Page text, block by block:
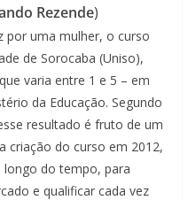
Rezende)
por uma mulher, o curso
de Sorocaba (Uniso),
varia entre 1 e 5 – em
da Educação. Segundo
resultado é fruto de um
criação do curso em 2012,
do tempo, para
e qualificar cada vez